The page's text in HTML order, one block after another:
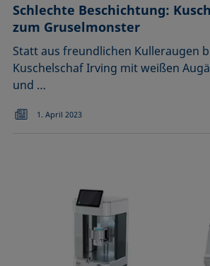
Schlechte Beschichtung:
zum Gruselmonster
Statt aus freundlichen Kulleraugen
Kuschelschaf Irving mit weißen
und …
1. April 2023